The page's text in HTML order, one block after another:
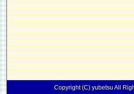
Copyright (C) yubetsu All